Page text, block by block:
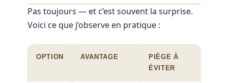
Pas toujours — et c’est souvent la surprise.
Voici ce que j’observe en pratique :
OPTION AVANTAGE
PIÈGE À
ÉVITER